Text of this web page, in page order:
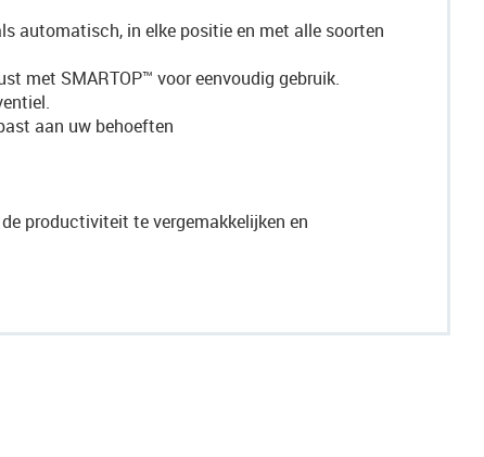
automatisch, in elke positie en met alle soorten
met SMARTOP™ voor eenvoudig gebruik.
aan uw behoeften
productiviteit te vergemakkelijken en